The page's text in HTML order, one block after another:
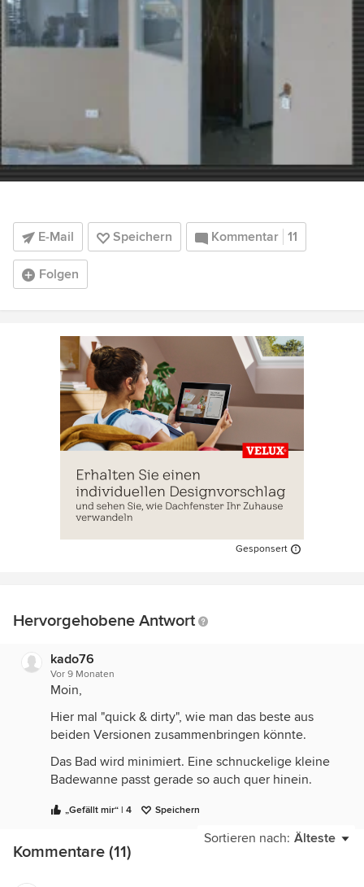
E-Mail Speichern Kommentar 11
Folgen
Gesponsert
Hervorgehobene Antwort
kado76
Vor 9 Monaten
Moin,
Hier mal "quick & dirty", wie man das beste aus
beiden Versionen zusammenbringen könnte.
Das Bad wird minimiert. Eine schnuckelige kleine
Badewanne passt gerade so auch quer hinein.
Die Tür zum Bad bleibt an gleicher Stelle erhalten,
für zusätzliche Schränke ist. Eventuell könnte man
an Wandboards oberhalb Schulterhöhe (damit der
„Gefällt mir“ | 4 Speichern
Sortieren nach: Älteste
Kommentare (11)